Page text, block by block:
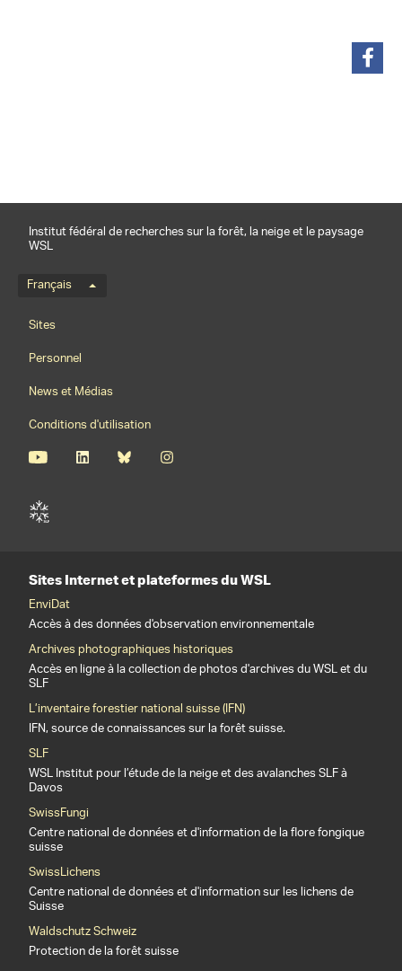
Institut fédéral de recherches sur la forêt, la neige et le paysage
WSL
Menu de langue
Français
Footernavigation
Sites
Personnel
News et Médias
Conditions d'utilisation
Sites Internet et plateformes du WSL
EnviDat
Accès à des données d'observation environnementale
Archives photographiques historiques
Accès en ligne à la collection de photos d'archives du WSL et du
SLF
L’inventaire forestier national suisse (IFN)
IFN, source de connaissances sur la forêt suisse.
SLF
WSL Institut pour l’étude de la neige et des avalanches SLF à
Davos
SwissFungi
Centre national de données et d'information de la flore fongique
suisse
SwissLichens
Centre national de données et d'information sur les lichens de
Suisse
Waldschutz Schweiz
Protection de la forêt suisse